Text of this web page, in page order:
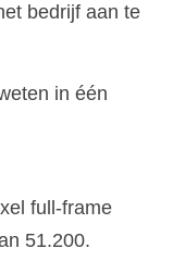
bedrijf aan te
in één
full-frame
51.200.